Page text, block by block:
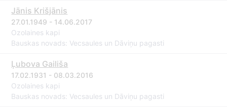
Jānis Krišjānis
27.01.1949 - 14.06.2017
Ozolaines kapi
Bauskas novads: Vecsaules un Dāviņu pagasti
Ļubova Gailiša
17.02.1931 - 08.03.2016
Ozolaines kapi
Bauskas novads: Vecsaules un Dāviņu pagasti